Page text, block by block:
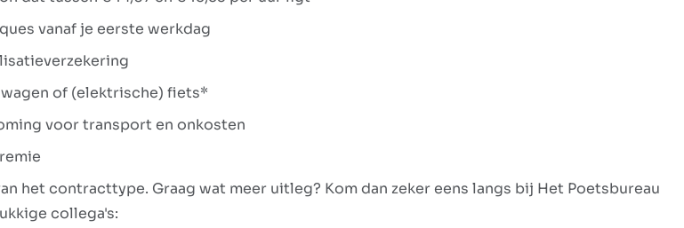
vanaf je eerste werkdag
of (elektrische) fiets*
voor transport en onkosten
het contracttype. Graag wat meer uitleg? Kom dan zeker eens langs bij Het Poetsbureau
collega's: